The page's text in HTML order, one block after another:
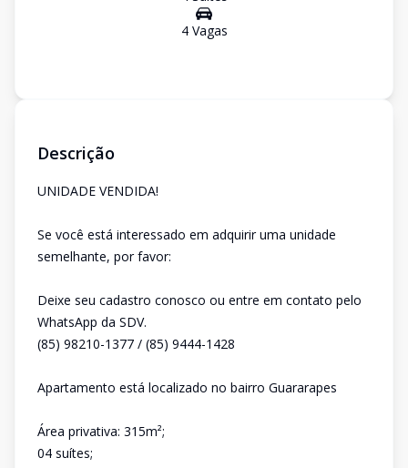
4Vagas
Descrição
UNIDADE VENDIDA!
Se você está interessado em adquirir uma unidade
semelhante, por favor:
Deixe seu cadastro conosco ou entre em contato pelo
WhatsApp da SDV.
(85) 98210-1377 / (85) 9444-1428
Apartamento está localizado no bairro Guararapes
Área privativa: 315m²;
04 suítes;